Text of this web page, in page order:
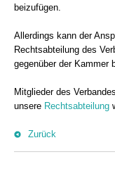
beizufügen.
Allerdings kann der
Rechtsabteilung des
gegenüber der Kammer
Mitglieder des
unsere Rechtsabteilung
Zurück